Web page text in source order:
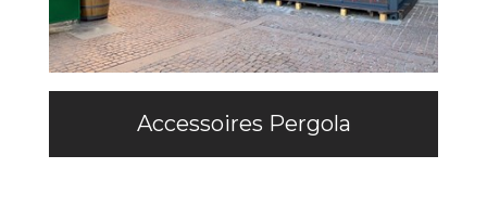
Accessoires Pergola